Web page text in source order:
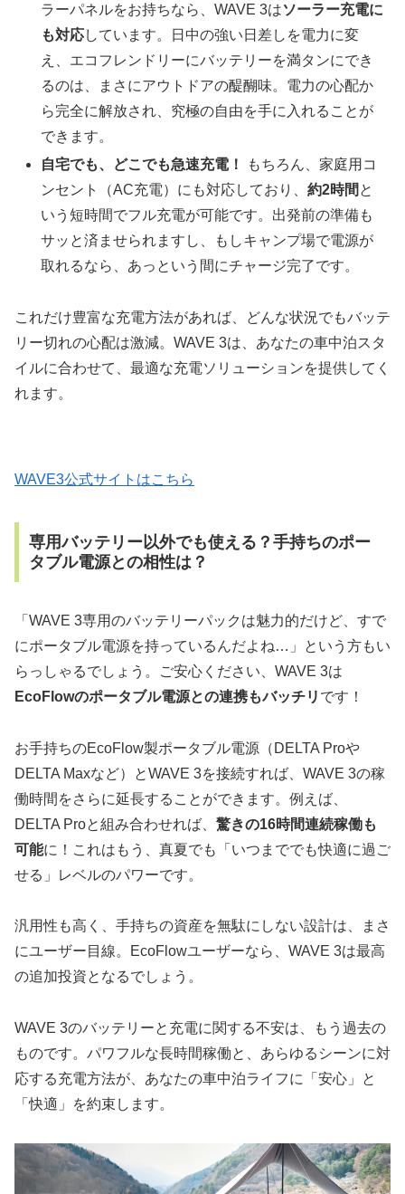
ラーパネルをお持ちなら、WAVE 3はソーラー充電に
も対応しています。日中の強い日差しを電力に変
え、エコフレンドリーにバッテリーを満タンにでき
るのは、まさにアウトドアの醍醐味。電力の心配か
ら完全に解放され、究極の自由を手に入れることが
できます。
自宅でも、どこでも急速充電！
もちろん、家庭用コ
ンセント（AC充電）にも対応しており、約2時間 と
いう短時間でフル充電が可能です。出発前の準備も
サッと済ませられますし、もしキャンプ場で電源が
取れるなら、あっという間にチャージ完了です。
これだけ豊富な充電方法があれば、どんな状況でもバッテ
リー切れの心配は激減。WAVE 3は、あなたの車中泊スタ
イルに合わせて、最適な充電ソリューションを提供してく
れます。
WAVE3公式サイトはこちら
専用バッテリー以外でも使える？手持ちのポー
タブル電源との相性は？
「WAVE 3専用のバッテリーパックは魅力的だけど、すで
にポータブル電源を持っているんだよね…」という方もい
らっしゃるでしょう。ご安心ください、WAVE 3は
EcoFlowのポータブル電源との連携もバッチリ です！
お手持ちのEcoFlow製ポータブル電源（DELTA Proや
DELTA Maxなど）とWAVE 3を接続すれば、WAVE 3の稼
働時間をさらに延長することができます。例えば、
DELTA Proと組み合わせれば、 驚きの16時間連続稼働も
可能に！これはもう、真夏でも「いつまででも快適に過ご
せる」レベルのパワーです。
汎用性も高く、手持ちの資産を無駄にしない設計は、まさ
にユーザー目線。EcoFlowユーザーなら、WAVE 3は最高
の追加投資となるでしょう。
WAVE 3のバッテリーと充電に関する不安は、もう過去の
ものです。パワフルな長時間稼働と、あらゆるシーンに対
応する充電方法が、あなたの車中泊ライフに「安心」と
「快適」を約束します。